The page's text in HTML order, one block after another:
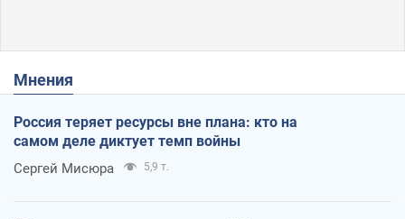
Мнения
Россия теряет ресурсы вне плана: кто на
самом деле диктует темп войны
Сергей Мисюра 5,9 т.